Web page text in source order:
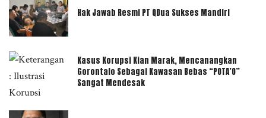
Hak Jawab Resmi PT QDua Sukses Mandiri
Kasus Korupsi Kian Marak, Mencanangkan
Gorontalo Sebagai Kawasan Bebas “POTA’O”
Sangat Mendesak